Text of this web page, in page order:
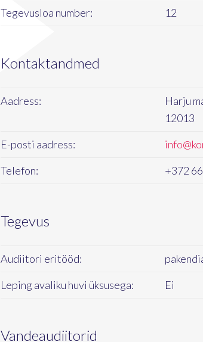
Tegevusloa number:
12
Kontaktandmed
Aadress:
Harju
12013
E-posti aadress:
Telefon:
+372
Tegevus
Audiitori eritööd:
Leping avaliku huvi üksusega:
Ei
Vandeaudiitorid